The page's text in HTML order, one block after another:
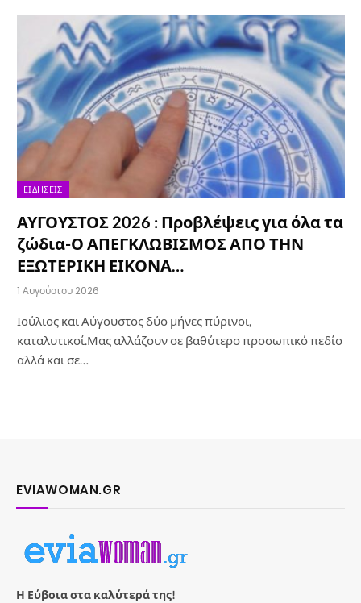
ΕΙΔΉΣΕΙΣ
ΑΥΓΟΥΣΤΟΣ 2026 : Προβλέψεις για όλα τα
ζώδια-Ο ΑΠΕΓΚΛΩΒΙΣΜΟΣ ΑΠΟ ΤΗΝ
ΕΞΩΤΕΡΙΚΗ ΕΙΚΟΝΑ…
1 Αυγούστου 2026
Ιούλιος και Αύγουστος δύο μήνες πύρινοι,
καταλυτικοί.Μας αλλάζουν σε βαθύτερο προσωπικό πεδίο
αλλά και σε…
EVIAWOMAN.GR
Η Εύβοια στα καλύτερά της!